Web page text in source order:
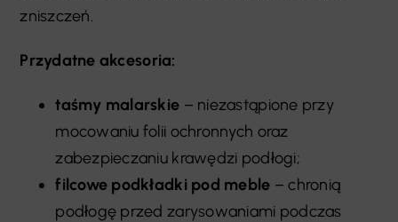
zniszczeń.
Przydatne akcesoria:
taśmy malarskie – niezastąpione przy
mocowaniu folii ochronnych oraz
zabezpieczaniu krawędzi podłogi;
filcowe podkładki pod meble – chronią
podłogę przed zarysowaniami podczas